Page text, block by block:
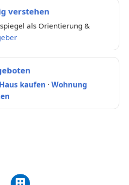
verstehen
als Orientierung &
Haus kaufen · Wohnung